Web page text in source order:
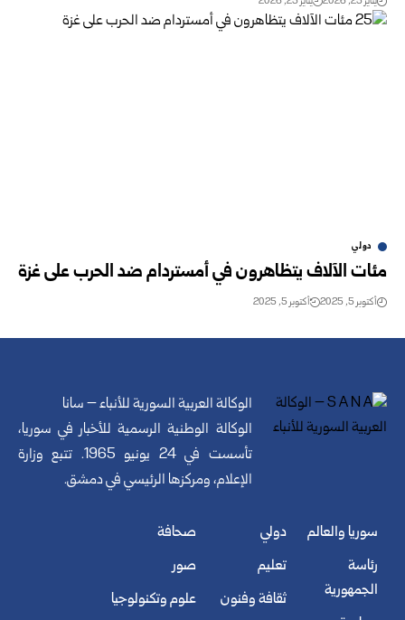
دولي
مئات الآلاف يتظاهرون في أمستردام ضد الحرب على غزة
أكتوبر 5, 2025 أكتوبر 5, 2025
الوكالة العربية السورية للأنباء – سانا
الوكالة الوطنية الرسمية للأخبار في سوريا،
تأسست في 24 يونيو 1965. تتبع وزارة
الإعلام، ومركزها الرئيسي في دمشق.
سوريا والعالم
رئاسة
الجمهورية
دولي
تعليم
ثقافة وفنون
صحافة
صور
علوم وتكنولوجيا